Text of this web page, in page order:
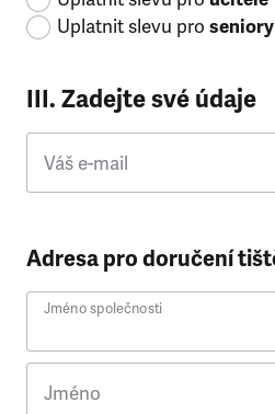
Uplatnit slevu pro seniory
III. Zadejte své údaje
Váš e-mail
Adresa pro doručení
Jméno společnosti
Jméno